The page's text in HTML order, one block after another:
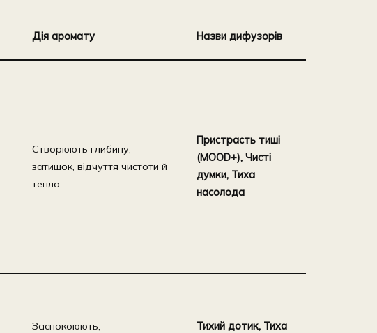
Дія аромату Назви дифузорів
Створюють глибину,
затишок, відчуття чистоти й
тепла
Пристрасть тиші
(MOOD+), Чисті
думки, Тиха
насолода
Заспокоюють,
Тихий дотик, Тиха